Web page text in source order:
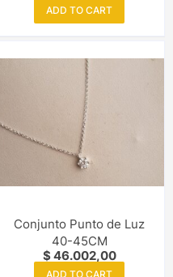
ADD TO CART
Conjunto Punto de Luz
40-45CM
$46.002,00
ADD TO CART